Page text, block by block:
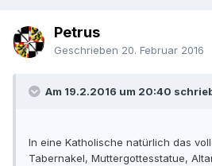
Petrus
Geschrieben 20. Februar 2016
Am 19.2.2016 um 20:40
In eine Katholische natürlich das
Tabernakel, Muttergottesstatue,